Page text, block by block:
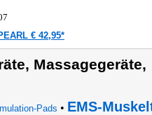
€ 42,95*
Massagegeräte,
Pads • EMS-